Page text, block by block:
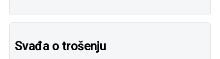
Svađa o trošenju